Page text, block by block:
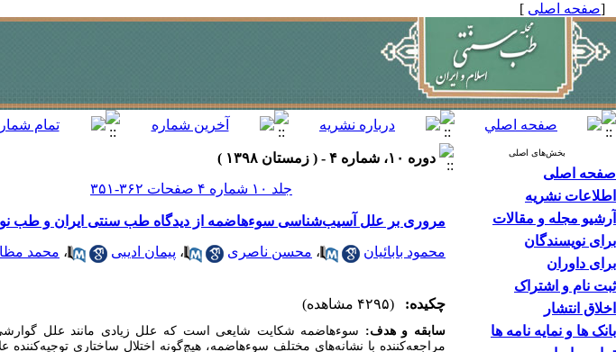
[صفحه اصلی ]
بخش‌های اصلی
صفحه اصلی
اطلاعات نشریه
آرشیو مجله و مقالات
برای نویسندگان
برای داوران
ثبت نام و اشتراک
اخلاق انتشار
بانک ها و نمایه نامه ها
دوره ۱۰، شماره ۴ - ( زمستان ۱۳۹۸ )
جلد ۱۰ شماره ۴ صفحات ۳۶۲-۳۵۱
مروری بر علل آسیب‌شناسی سوء‌هاضمه از دیدگاه طب سنتی ایران و طب
محمود بابائیان ، محسن ناصری ، پیمان ادیبی ، محمد
چکیده: (۴۲۹۵ مشاهده)
سابقه و هدف: سوءهاضمه شکایت شایعی است که علل زیادی مانند علل
مراجعه‌کننده با نشانه‌های مختلف سوء‌هاضمه، هیچ‌گونه اختلال ساختاری توجیه‌کننده